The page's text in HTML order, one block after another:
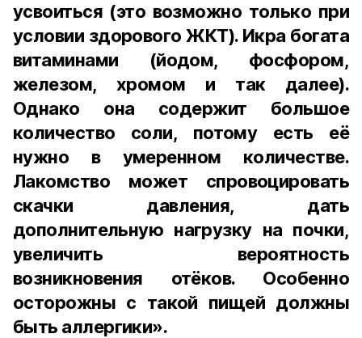
усвоиться (это возможно только при
условии здорового ЖКТ). Икра богата
витаминами (йодом, фосфором,
железом, хромом и так далее).
Однако она содержит большое
количество соли, потому есть её
нужно в умеренном количестве.
Лакомство может спровоцировать
скачки давления, дать
дополнительную нагрузку на почки,
увеличить вероятность
возникновения отёков. Особенно
осторожны с такой пищей должны
быть аллергики».